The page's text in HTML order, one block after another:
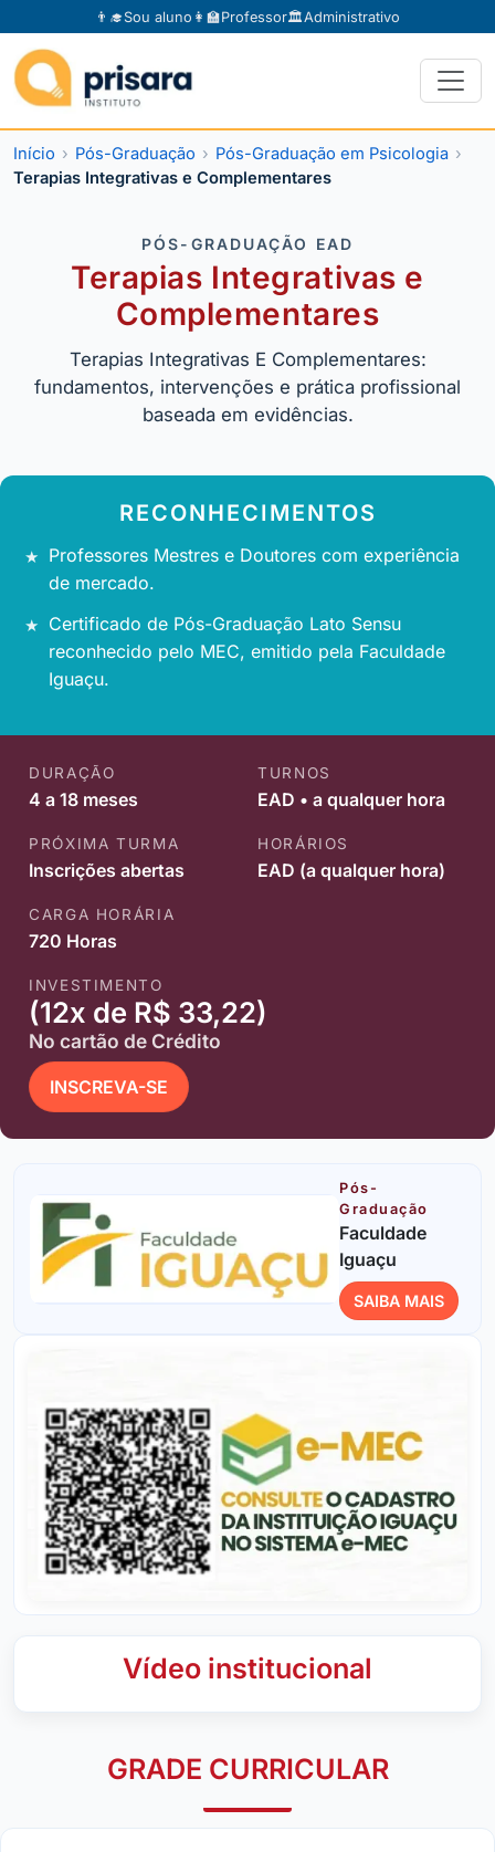
👨‍🎓Sou aluno 👩‍🏫Professor🏛️Administrativo
Início Pós-Graduação
Pós-Graduação em Psicologia
Terapias Integrativas e Complementares
PÓS-GRADUAÇÃO EAD
Terapias Integrativas e
Complementares
Terapias Integrativas E Complementares:
fundamentos, intervenções e prática profissional
baseada em evidências.
RECONHECIMENTOS
Professores Mestres e Doutores com experiência
de mercado.
Certificado de Pós-Graduação Lato Sensu
reconhecido pelo MEC, emitido pela Faculdade
Iguaçu.
DURAÇÃO
4 a 18 meses
TURNOS
EAD • a qualquer hora
PRÓXIMA TURMA
Inscrições abertas
HORÁRIOS
EAD (a qualquer hora)
CARGA HORÁRIA
720 Horas
INVESTIMENTO
(12x de R$ 33,22)
No cartão de Crédito
INSCREVA-SE
Pós-
Graduação
Faculdade
Iguaçu
SAIBA MAIS
Vídeo institucional
GRADE CURRICULAR